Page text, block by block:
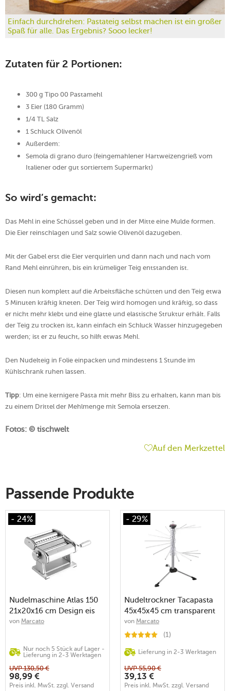
Einfach durchdrehen: Pastateig selbst machen ist ein großer
Spaß für alle. Das Ergebnis? Sooo lecker!
Zutaten für 2 Portionen:
300 g Tipo 00 Pastamehl
3 Eier (180 Gramm)
1/4 TL Salz
1 Schluck Olivenöl
Außerdem:
Semola di grano duro (feingemahlener Hartweizengrieß vom
Italiener oder gut sortiertem Supermarkt)
So wird’s gemacht:
Das Mehl in eine Schüssel geben und in der Mitte eine Mulde formen.
Die Eier reinschlagen und Salz sowie Olivenöl dazugeben.
Mit der Gabel erst die Eier verquirlen und dann nach und nach vom
Rand Mehl einrühren, bis ein krümeliger Teig entstanden ist.
Diesen nun komplett auf die Arbeitsfläche schütten und den Teig etwa
5 Minuten kräftig kneten. Der Teig wird homogen und kräftig, so dass
er nicht mehr klebt und eine glatte und elastische Struktur erhält. Falls
der Teig zu trocken ist, kann einfach ein Schluck Wasser hinzugegeben
werden; ist er zu feucht, so hilft etwas Mehl.
Den Nudelteig in Folie einpacken und mindestens 1 Stunde im
Kühlschrank ruhen lassen.
Tipp: Um eine kernigere Pasta mit mehr Biss zu erhalten, kann man bis
zu einem Drittel der Mehlmenge mit Semola ersetzen.
Fotos: © tischwelt
Auf den Merkzettel
Passende Produkte
- 24%
Nudelmaschine Atlas 150
21x20x16 cm Design eis
von Marcato
Nur noch 5 Stück auf Lager -
Lieferung in 2-3 Werktagen
UVP130,50 €
98,99 €
Preis inkl. MwSt. zzgl. Versand
- 29%
Nudeltrockner Tacapasta
45x45x45 cm transparent
von Marcato
(1)
Lieferung in 2-3 Werktagen
UVP55,90 €
39,13 €
Preis inkl. MwSt. zzgl. Versand